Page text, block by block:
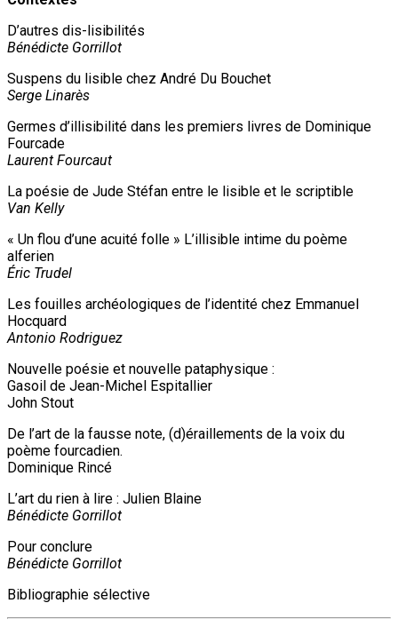
D’autres dis-lisibilités
Bénédicte Gorrillot
Suspens du lisible chez André Du Bouchet
Serge Linarès
Germes d’illisibilité dans les premiers livres de Dominique
Fourcade
Laurent Fourcaut
La poésie de Jude Stéfan entre le lisible et le scriptible
Van Kelly
« Un flou d’une acuité folle » L’illisible intime du poème
alferien
Éric Trudel
Les fouilles archéologiques de l’identité chez Emmanuel
Hocquard
Antonio Rodriguez
Nouvelle poésie et nouvelle pataphysique :
Gasoil de Jean-Michel Espitallier
John Stout
De l’art de la fausse note, (d)éraillements de la voix du
poème fourcadien.
Dominique Rincé
L’art du rien à lire : Julien Blaine
Bénédicte Gorrillot
Pour conclure
Bénédicte Gorrillot
Bibliographie sélective